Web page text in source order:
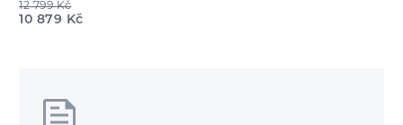
12 799Kč
10 879 Kč